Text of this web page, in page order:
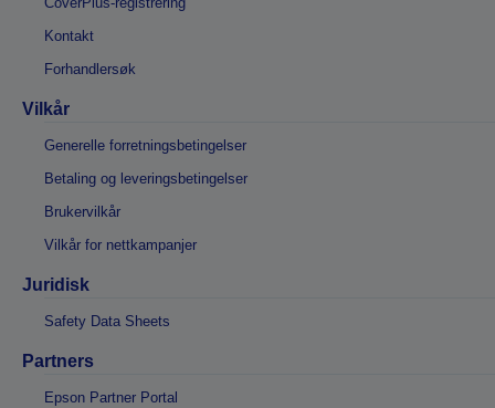
Kontakt
Forhandlersøk
Vilkår
Generelle forretningsbetingelser
Betaling og leveringsbetingelser
Brukervilkår
Vilkår for nettkampanjer
Juridisk
Safety Data Sheets
Partners
Epson Partner Portal